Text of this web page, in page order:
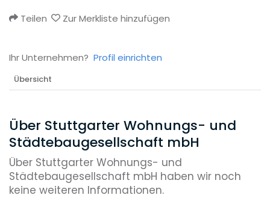
Teilen Zur Merkliste hinzufügen
Ihr Unternehmen? Profil einrichten
Übersicht
Über Stuttgarter Wohnungs- und
Städtebaugesellschaft mbH
Über Stuttgarter Wohnungs- und
Städtebaugesellschaft mbH haben wir noch
keine weiteren Informationen.